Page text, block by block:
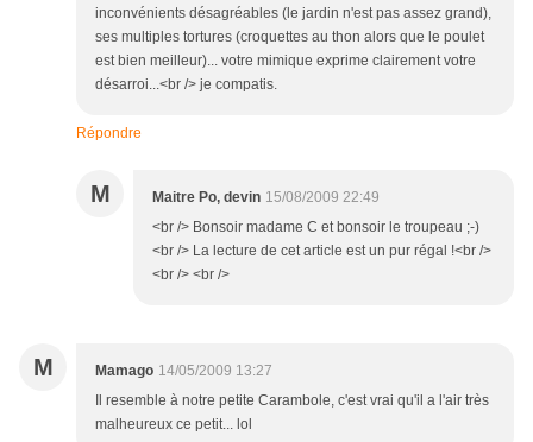
inconvénients désagréables (le jardin n'est pas assez grand),
ses multiples tortures (croquettes au thon alors que le poulet
est bien meilleur)... votre mimique exprime clairement votre
désarroi...<br /> je compatis.
Répondre
M Maitre Po, devin 15/08/2009 22:49
<br /> Bonsoir madame C et bonsoir le troupeau ;-)
<br /> La lecture de cet article est un pur régal !<br />
<br /> <br />
M Mamago 14/05/2009 13:27
Il resemble à notre petite Carambole, c'est vrai qu'il a l'air très
malheureux ce petit... lol